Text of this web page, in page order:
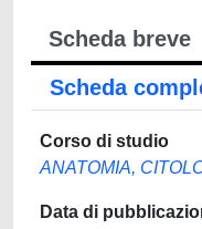
Scheda breve
Scheda
Corso di studio
ANATOMIA,
Data di